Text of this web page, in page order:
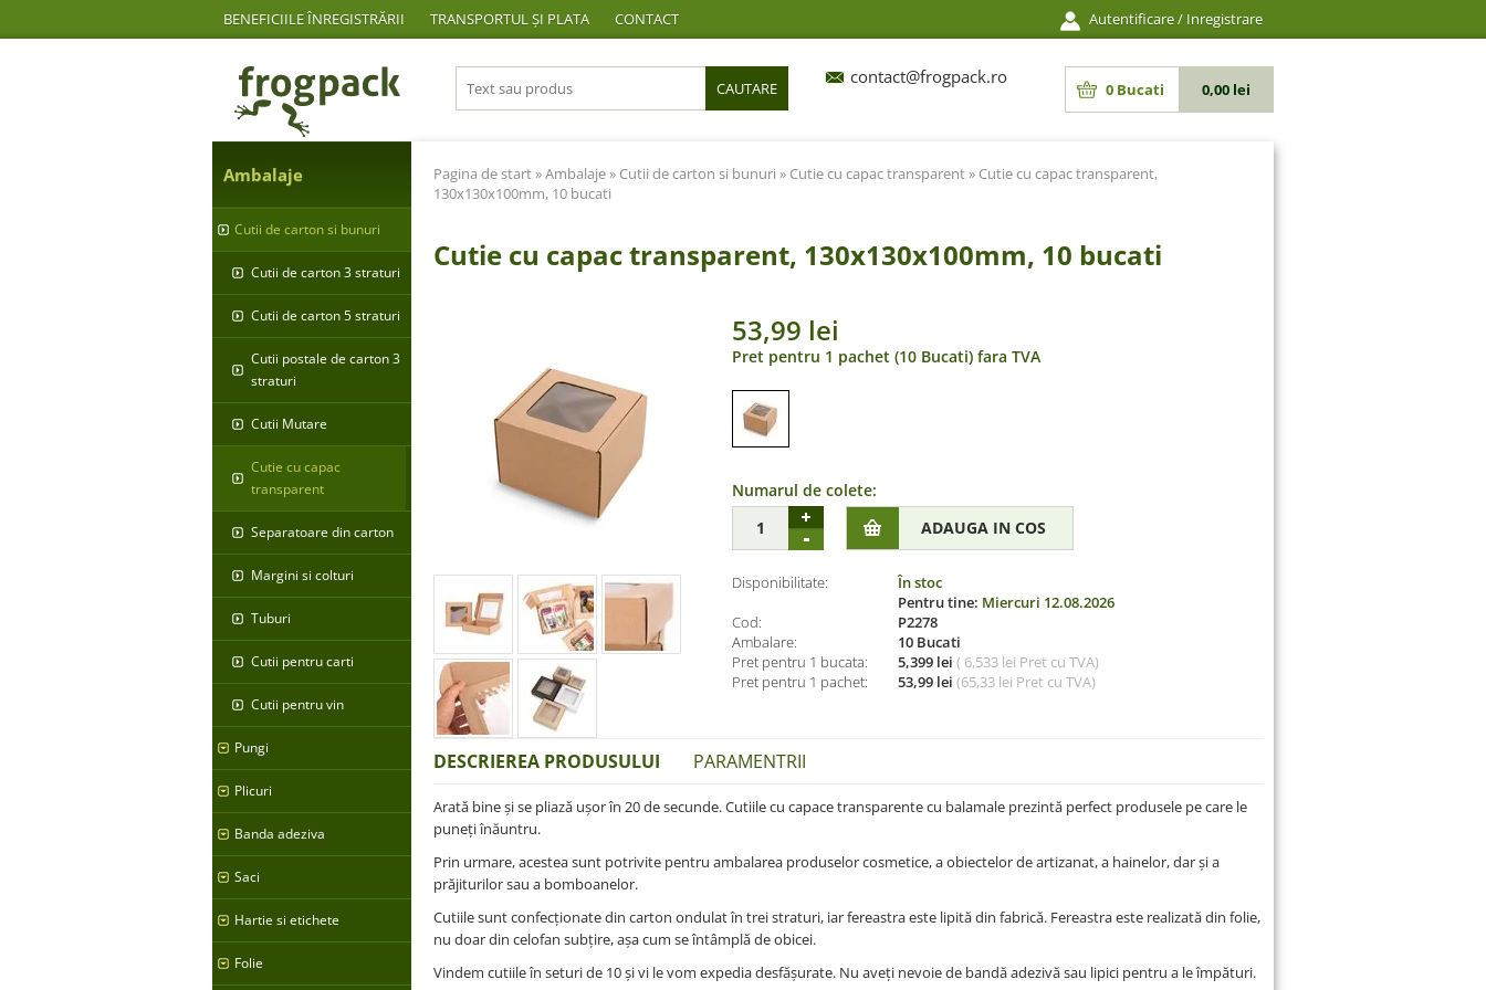
BENEFICIILE ÎNREGISTRĂRII TRANSPORTUL ȘI PLATA CONTACT Autentificare/ Inregistrare
CAUTARE
contact@frogpack.ro
0 Bucati 0,00 lei
Ambalaje
Cutii de carton si bunuri
Cutii de carton 3 straturi
Cutii de carton 5 straturi
Cutii postale de carton 3
straturi
Cutii Mutare
Cutie cu capac
transparent
Separatoare din carton
Margini si colturi
Tuburi
Cutii pentru carti
Cutii pentru vin
Pungi
Plicuri
Banda adeziva
Saci
Hartie si etichete
Folie
Pagina de start»Ambalaje» Cutii de carton si bunuri » Cutie cu capac transparent» Cutie cu capac transparent,
130x130x100mm, 10 bucati
Cutie cu capac transparent, 130x130x100mm, 10 bucati
53,99 lei
Pret pentru 1 pachet (10 Bucati) fara TVA
Numarul de colete:
Disponibilitate:
În stoc
Pentru tine: Miercuri 12.08.2026
Cod:
P2278
Ambalare:
10 Bucati
Pret pentru 1 bucata:
5,399 lei ( 6,533 lei Pret cu TVA)
Pret pentru 1 pachet:
53,99 lei (65,33 lei Pret cu TVA)
DESCRIEREA PRODUSULUI PARAMENTRII
Arată bine și se pliază ușor în 20 de secunde. Cutiile cu capace transparente cu balamale prezintă perfect produsele pe care le
puneți înăuntru.
Prin urmare, acestea sunt potrivite pentru ambalarea produselor cosmetice, a obiectelor de artizanat, a hainelor, dar și a
prăjiturilor sau a bomboanelor.
Cutiile sunt confecționate din carton ondulat în trei straturi, iar fereastra este lipită din fabrică. Fereastra este realizată din folie,
nu doar din celofan subțire, așa cum se întâmplă de obicei.
Vindem cutiile în seturi de 10 și vi le vom expedia desfășurate. Nu aveți nevoie de bandă adezivă sau lipici pentru a le împături.